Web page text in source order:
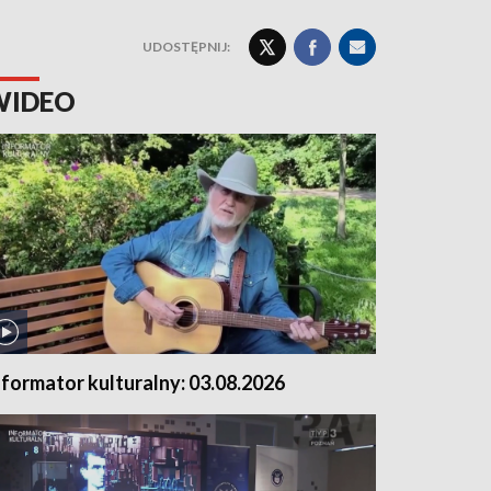
UDOSTĘPNIJ:
kulturalny: 03.08.2026